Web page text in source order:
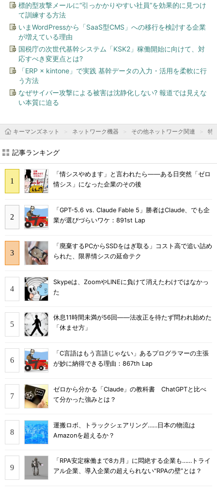
標的型攻撃メールに“引っかかりやすい社員”を効果的に見つけ
て訓練する方法
いまWordPressから「SaaS型CMS」への移行を検討する企業
が増えている理由
国税庁の次世代基幹システム「KSK2」稼働開始に向けて、対
応すべき変更点とは?
「ERP × kintone」で実践 基幹データの入力・活用を柔軟に行
う方法
なぜサイバー攻撃による被害は沈静化しない? 報道では見えな
い本質に迫る
キーマンズネット ネットワーク機器 その他ネットワーク関連 特
記事ランキング
「情シスやめます」と言われたら――ある日突然「ゼロ
情シス」になった企業のその後
「GPT-5.6 vs. Claude Fable 5」勝者はClaude、でも企
業が選びづらいワケ：891st Lap
「廃棄するPCからSSDをはぎ取る」コスト高で追い詰め
られた、限界情シスの延命テク
Skypeは、ZoomやLINEに負けて消えたわけではなかっ
た
休息11時間未満が56回――法改正を待たず問われ始めた
「休ませ方」
「C言語はもう言語じゃない」あるプログラマーの主張
が妙に納得できる理由：867th Lap
ゼロから分かる「Claude」の教科書 ChatGPTと比べ
て分かった強みとは？
運搬ロボ、トラックシェアリング……日本の物流は
Amazonを超えるか？
「RPA安定稼働まで8カ月」に悶絶する企業も……トライ
アル企業、導入企業の超えられない“RPAの壁”とは？